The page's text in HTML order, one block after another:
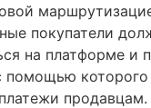
покупатели
на платформе и
помощью которого
продавцам.